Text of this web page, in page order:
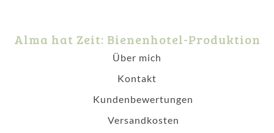
Alma hat Zeit: Bienenhotel-Produktion
Über mich
Kontakt
Kundenbewertungen
Versandkosten